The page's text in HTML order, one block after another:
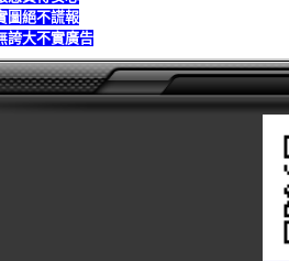
圖絕不謊報
誇大不實廣告